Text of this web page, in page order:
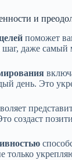
и
поможет
даже самый
день. Это
создаст
только